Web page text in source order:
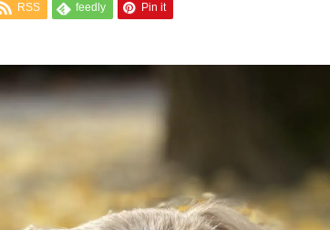
RSS feedly Pin it